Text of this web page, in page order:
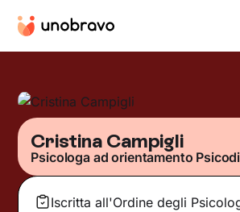
Cristina Campigli
Psicologa ad orientamento
Iscritta all'Ordine degli